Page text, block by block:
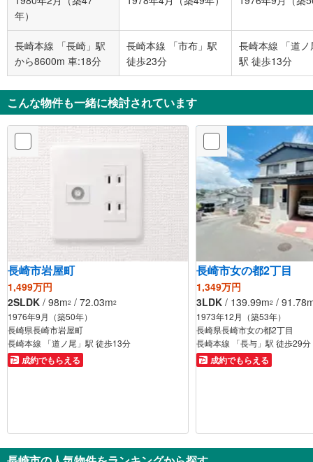
年）
長崎本線 「長崎」駅
から8600m 車:18分
長崎本線 「市布」駅
徒歩23分
長崎本線 「道ノ
駅 徒歩13分
こんな物件も一緒に検討されています
長崎市岩屋町
1,499万円
2SLDK / 98m2 / 72.03m2
1976年9月（築50年）
長崎県長崎市岩屋町
長崎本線 「道ノ尾」駅 徒歩13分
成約でもらえる
長崎市女の都2丁目
1,349万円
3LDK / 139.99m2 /
1973年12月（築53年）
長崎県長崎市女の都2丁目
長崎本線 「長与」駅 徒歩29分
成約でもらえる